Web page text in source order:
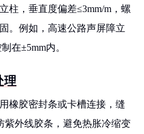
柱，垂直度偏差≤3mm/m，螺
。例如，高速公路声屏障立
在±5mm内。
理
橡胶密封条或卡槽连接，缝
紫外线胶条，避免热胀冷缩变